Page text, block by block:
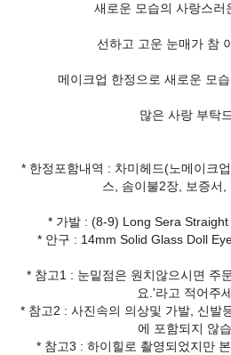
새로운 모습의 사랑스러
선하고 고운 눈매가 참
메이크업 한정으로 새로운 모
많은 사랑 부탁
* 한정포함내역 : 차미헤드(노메이크
스, 솜이불2장, 보증서,
* 가발 : (8-9) Long Sera
* 안구 : 14mm Solid Glass Doll
* 참고1 : 눈밑점은 원치않으시면 주
요.'라고 적어주
* 참고2 : 사진속의 의상및 가발, 신발
에 포함되지 않
* 참고3 : 하이힐로 촬영되었지만